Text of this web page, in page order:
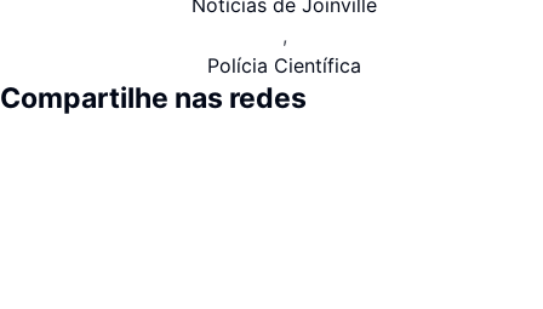
Notícias de Joinville
,
Polícia Científica
Compartilhe nas redes